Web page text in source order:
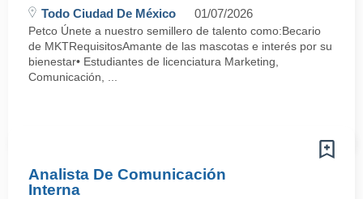
Todo Ciudad De México 01/07/2026
Petco Únete a nuestro semillero de talento como:Becario
de MKTRequisitosAmante de las mascotas e interés por su
bienestar• Estudiantes de licenciatura Marketing,
Comunicación, ...
Analista De Comunicación
Interna